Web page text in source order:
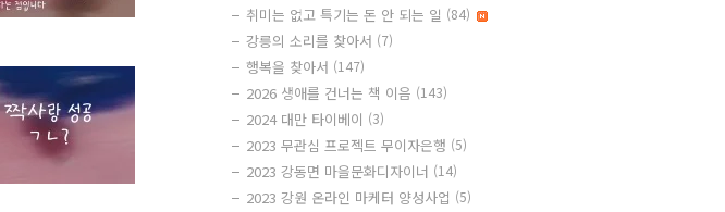
취미는 없고 특기는 돈 안 되는 일 (84)
강릉의 소리를 찾아서 (7)
행복을 찾아서 (147)
2026 생애를 건너는 책 이음 (143)
2024 대만 타이베이 (3)
2023 무관심 프로젝트 무이자은행 (5)
2023 강동면 마을문화디자이너 (14)
2023 강원 온라인 마케터 양성사업 (5)